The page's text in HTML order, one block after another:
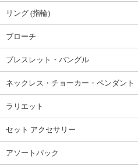
リング (指輪)
ブローチ
ブレスレット・バングル
ネックレス・チョーカー・ペンダント
ラリエット
セット アクセサリー
アソートパック